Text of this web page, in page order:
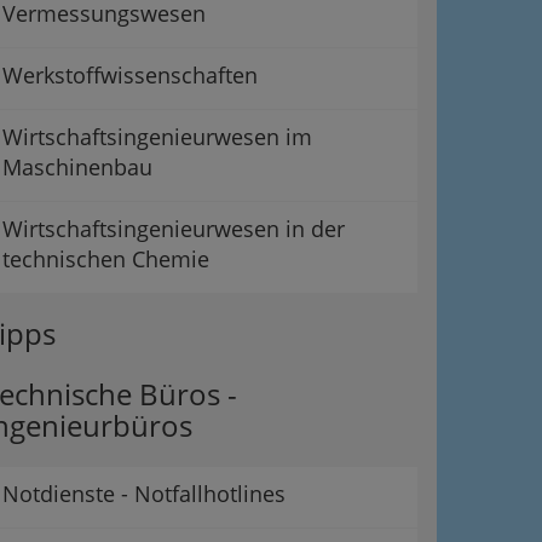
Vermessungswesen
Werkstoffwissenschaften
Wirtschaftsingenieurwesen im
Maschinenbau
Wirtschaftsingenieurwesen in der
technischen Chemie
Büros -
Notdienste - Notfallhotlines